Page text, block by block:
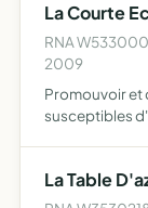
La Courte
RNA
2009
Promouvoir et
susceptibles
La Table